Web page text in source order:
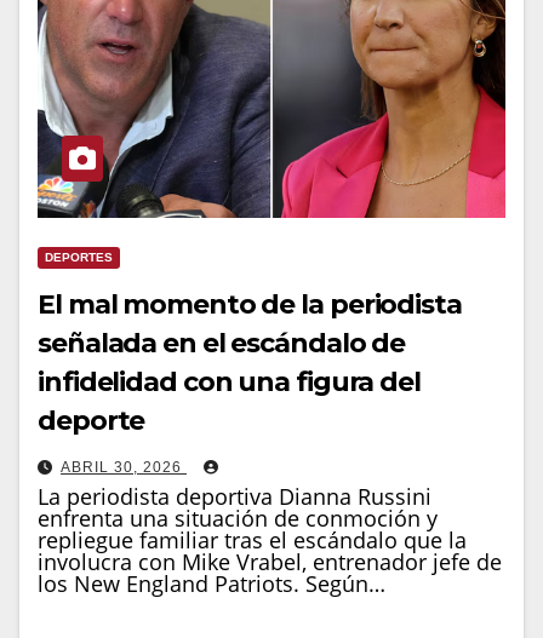
DEPORTES
El mal momento de la periodista
señalada en el escándalo de
infidelidad con una figura del
deporte
ABRIL 30, 2026
La periodista deportiva Dianna Russini
enfrenta una situación de conmoción y
repliegue familiar tras el escándalo que la
involucra con Mike Vrabel, entrenador jefe de
los New England Patriots. Según…